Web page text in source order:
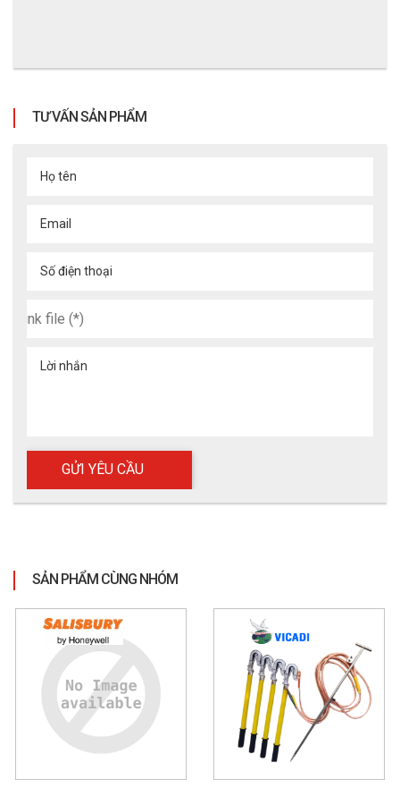
TƯ VẤN SẢN PHẨM
Họ tên
Email
Số điện thoại
Lời nhắn
SẢN PHẨM CÙNG NHÓM